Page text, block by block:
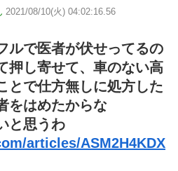
2021/08/10(火) 04:02:16.56
ルで医者が伏せってるの
押し寄せて、車のない高
とで仕方無しに処方した
をはめたからな
と思うわ
articles/ASM2H4KDX